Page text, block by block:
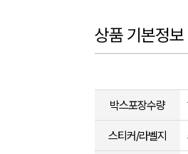
상품 기본정보
박스포장수량
스티커/라벨지